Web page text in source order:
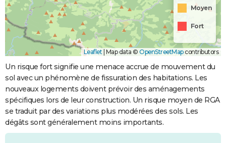
Moyen
Fort
Leaflet Map data © OpenStreetMapcontributors
Un risque fort signifie une menace accrue de mouvement du
sol avec un phénomène de fissuration des habitations. Les
nouveaux logements doivent prévoir des aménagements
spécifiques lors de leur construction. Un risque moyen de RGA
se traduit par des variations plus modérées des sols. Les
dégâts sont généralement moins importants.